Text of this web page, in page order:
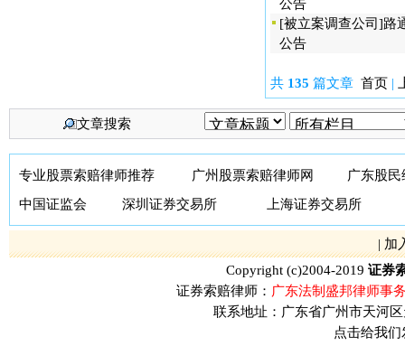
公告
[被立案调查公司 ]路
公告
共 135 篇文章 首页 |
文章搜索
专业股票索赔律师推荐 广州股票索赔律师网
广东股
中国证监会
深圳证券交易所 上海证券交易所
| 加
Copyright (c)2004-2019 证券
证券索赔律师： 广东法制盛邦律师事
联系地址：广东省广州市天河
点击给我们